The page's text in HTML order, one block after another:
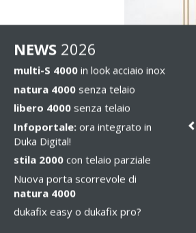
NEWS 2026
multi-S 4000 in look acciaio inox
natura 4000 senza telaio
libero 4000 senza telaio
Infoportale: ora integrato in
Duka Digital!
stila 2000 con telaio parziale
Nuova porta scorrevole di
natura 4000
dukafix easy o dukafix pro?